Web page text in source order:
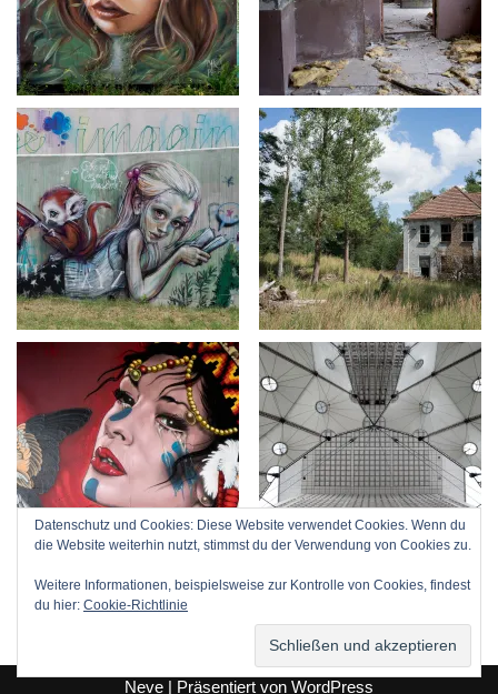
Neve | Präsentiert von WordPress
Datenschutz und Cookies: Diese Website verwendet Cookies. Wenn du
die Website weiterhin nutzt, stimmst du der Verwendung von Cookies zu.
Weitere Informationen, beispielsweise zur Kontrolle von Cookies, findest
du hier: Cookie-Richtlinie